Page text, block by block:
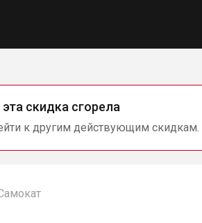
скидка сгорела
к другим действующим скидкам.